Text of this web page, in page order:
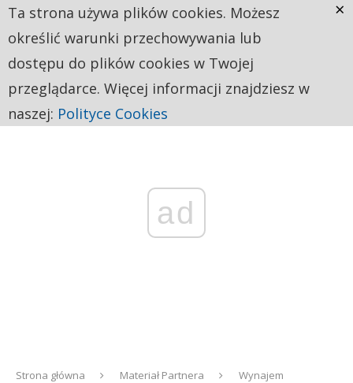
ad
Strona główna Materiał Partnera
Wynajem
Ta strona używa plików cookies. Możesz
określić warunki przechowywania lub
dostępu do plików cookies w Twojej
przeglądarce. Więcej informacji znajdziesz w
naszej: Polityce Cookies
×